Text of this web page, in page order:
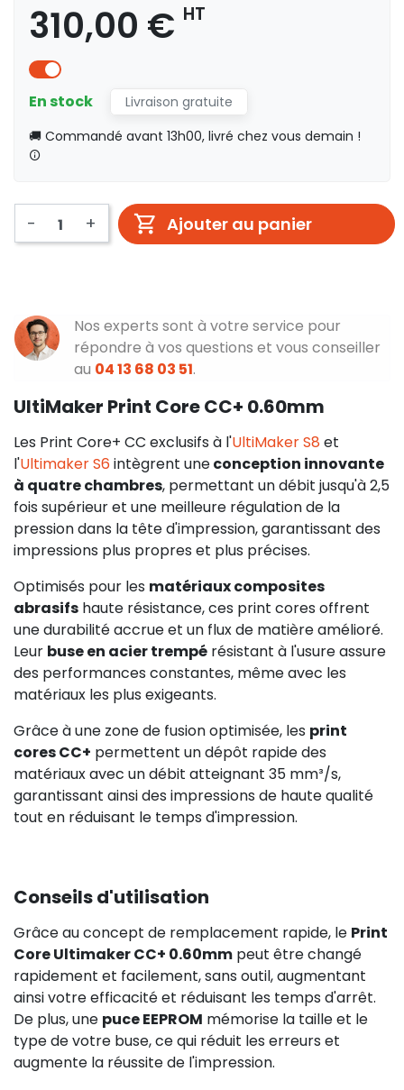
310,00 € HT
En stock
Livraison gratuite
🚚 Commandé avant 13h00, livré chez vous demain !
- + Ajouter au panier
Nos experts sont à votre service pour
répondre à vos questions et vous conseiller
au 04 13 68 03 51.
UltiMaker Print Core CC+ 0.60mm
Les Print Core+ CC exclusifs à l'UltiMaker S8 et
l'Ultimaker S6 intègrent uneconception innovante
à quatre chambres, permettant un débit jusqu'à 2,5
fois supérieur et une meilleure régulation de la
pression dans la tête d'impression, garantissant des
impressions plus propres et plus précises.
Optimisés pour les matériaux composites
abrasifs haute résistance, ces print cores offrent
une durabilité accrue et un flux de matière amélioré.
Leur buse en acier trempé résistant à l'usure assure
des performances constantes, même avec les
matériaux les plus exigeants.
Grâce à une zone de fusion optimisée, les print
cores CC+ permettent un dépôt rapide des
matériaux avec un débit atteignant 35 mm³/s,
garantissant ainsi des impressions de haute qualité
tout en réduisant le temps d'impression.
Conseils d'utilisation
Grâce au concept de remplacement rapide, le Print
Core Ultimaker CC+ 0.60mm peut être changé
rapidement et facilement, sans outil, augmentant
ainsi votre efficacité et réduisant les temps d'arrêt.
De plus, une puce EEPROM mémorise la taille et le
type de votre buse, ce qui réduit les erreurs et
augmente la réussite de l'impression.